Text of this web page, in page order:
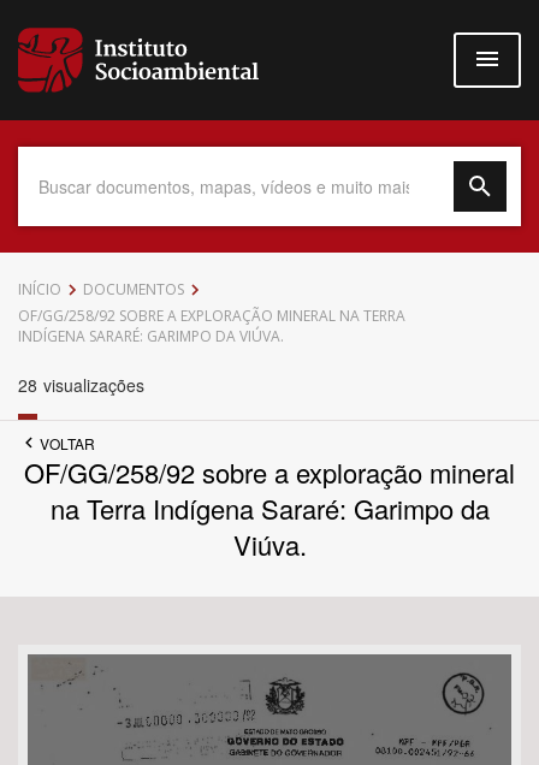
para
conteúdo
Data do Documento
Bioma / Bacia
Tema
INÍCIO
DOCUMENTOS
OF/GG/258/92 SOBRE A EXPLORAÇÃO MINERAL NA TERRA
INDÍGENA SARARÉ: GARIMPO DA VIÚVA.
28 visualizações
VOLTAR
OF/GG/258/92 sobre a exploração mineral
na Terra Indígena Sararé: Garimpo da
Viúva.